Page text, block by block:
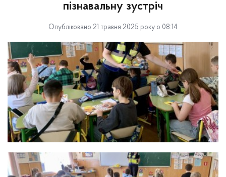
пізнавальну зустріч
Опубліковано 21 травня 2025 року о 08:14